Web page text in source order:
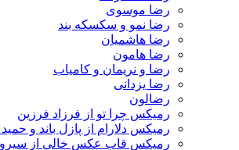
رضا موسوی
رضا نمو و سکسکه بند
رضا هاشمیان
رضا هامون
رضا و نریمان و کامیاب
رضا یزدانی
رضالون
رمیکس چرا تو از فرزاد فرزین
رمیکس دلارام از پازل باند و حمید
رمیکس قاب عکس خالی از